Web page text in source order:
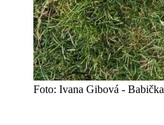
Foto: Ivana Gibová - Babička